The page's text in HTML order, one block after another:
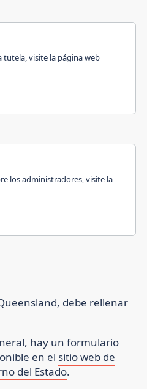
tutela, visite la página web
los administradores, visite la
debe rellenar
hay un formulario
en el sitio web de
del Estado.